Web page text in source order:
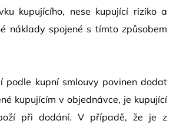
kupujícího, nese kupující riziko a
náklady spojené s tímto způsobem
podle kupní smlouvy povinen dodat
kupujícím v objednávce, je kupující
při dodání. V případě, že je z